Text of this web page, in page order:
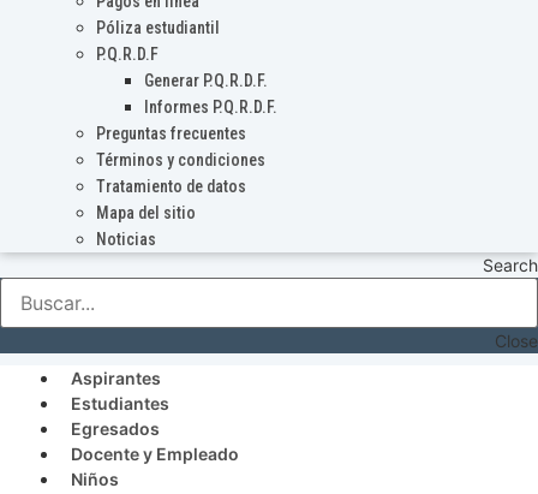
Póliza estudiantil
P.Q.R.D.F
Generar P.Q.R.D.F.
Informes P.Q.R.D.F.
Preguntas frecuentes
Términos y condiciones
Tratamiento de datos
Mapa del sitio
Noticias
Search
Close
Aspirantes
Estudiantes
Egresados
Docente y Empleado
Niños